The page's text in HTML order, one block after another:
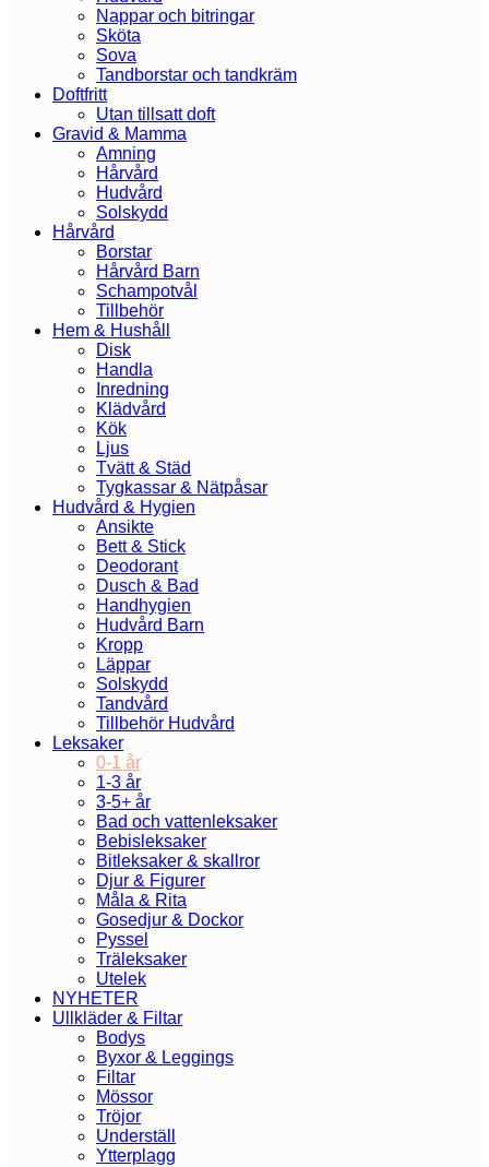
Nappar och bitringar
Sköta
Sova
Tandborstar och tandkräm
Doftfritt
Utan tillsatt doft
Gravid & Mamma
Amning
Hårvård
Hudvård
Solskydd
Hårvård
Borstar
Hårvård Barn
Schampotvål
Tillbehör
Hem & Hushåll
Disk
Handla
Inredning
Klädvård
Kök
Ljus
Tvätt & Städ
Tygkassar & Nätpåsar
Hudvård & Hygien
Ansikte
Bett & Stick
Deodorant
Dusch & Bad
Handhygien
Hudvård Barn
Kropp
Läppar
Solskydd
Tandvård
Tillbehör Hudvård
Leksaker
0-1 år
1-3 år
3-5+ år
Bad och vattenleksaker
Bebisleksaker
Bitleksaker & skallror
Djur & Figurer
Måla & Rita
Gosedjur & Dockor
Pyssel
Träleksaker
Utelek
NYHETER
Ullkläder & Filtar
Bodys
Byxor & Leggings
Filtar
Mössor
Tröjor
Underställ
Ytterplagg